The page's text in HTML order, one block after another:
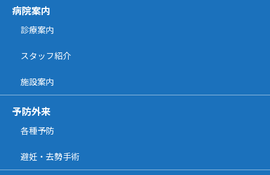
病院案内
診療案内
スタッフ紹介
施設案内
予防外来
各種予防
避妊・去勢手術